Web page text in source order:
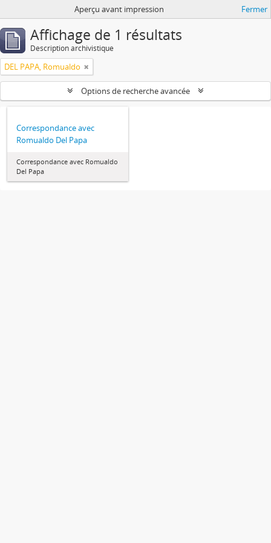
Aperçu avant impression Fermer
Affichage de 1 résultats
Description archivistique
DEL PAPA, Romualdo
Options de recherche avancée
Correspondance avec
Romualdo Del Papa
Correspondance avec Romualdo
Del Papa